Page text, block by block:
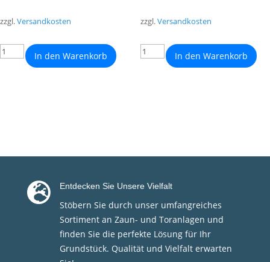
zzgl.Versandkosten
In den Warenkorb
zzgl.Versandkosten
In den Warenkorb
 Entdecken Sie Unsere Vielfalt
Stöbern Sie durch unser umfangreiches
Sortiment an Zaun- und Toranlagen und
finden Sie die perfekte Lösung für Ihr
Grundstück. Qualität und Vielfalt erwarten